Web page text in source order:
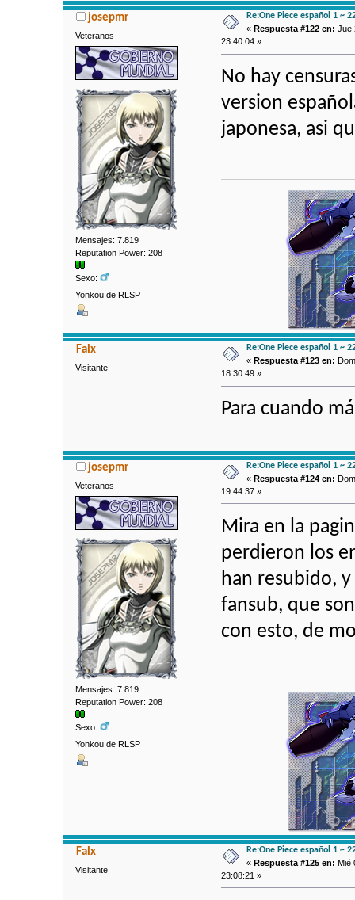
josepmr
Veteranos
Mensajes: 7.819
Reputation Power: 208
Sexo:
Yonkou de RLSP
Re:One Piece español 1 ~
«Respuesta #122 en: Jue
23:40:04 »
No hay
version
japonesa, asi
Falx
Visitante
Re:One Piece español 1 ~
« Respuesta #123 en:
18:30:49 »
Para cuando
josepmr
Veteranos
Mensajes: 7.819
Reputation Power: 208
Sexo:
Yonkou de RLSP
Re:One Piece español 1 ~
«Respuesta #124 en:
19:44:37 »
Mira en la
perdieron los
han resubido,
fansub, que
con esto, de
Falx
Visitante
Re:One Piece español 1 ~
«Respuesta #125 en: Mié
23:08:21 »